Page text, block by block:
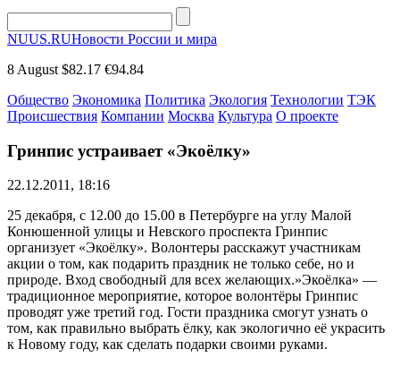
NUUS.RUНовости России и мира
8 August $82.17 €94.84
Общество Экономика Политика Экология Технологии ТЭК
Происшествия Компании Москва Культура О проекте
Гринпис устраивает «Экоёлку»
22.12.2011, 18:16
25 декабря, с 12.00 до 15.00 в Петербурге на углу Малой
Конюшенной улицы и Невского проспекта Гринпис
организует «Экоёлку». Волонтеры расскажут участникам
акции о том, как подарить праздник не только себе, но и
природе. Вход свободный для всех желающих.»Экоёлка» —
традиционное мероприятие, которое волонтёры Гринпис
проводят уже третий год. Гости праздника смогут узнать о
том, как правильно выбрать ёлку, как экологично её украсить
к Новому году, как сделать подарки своими руками.